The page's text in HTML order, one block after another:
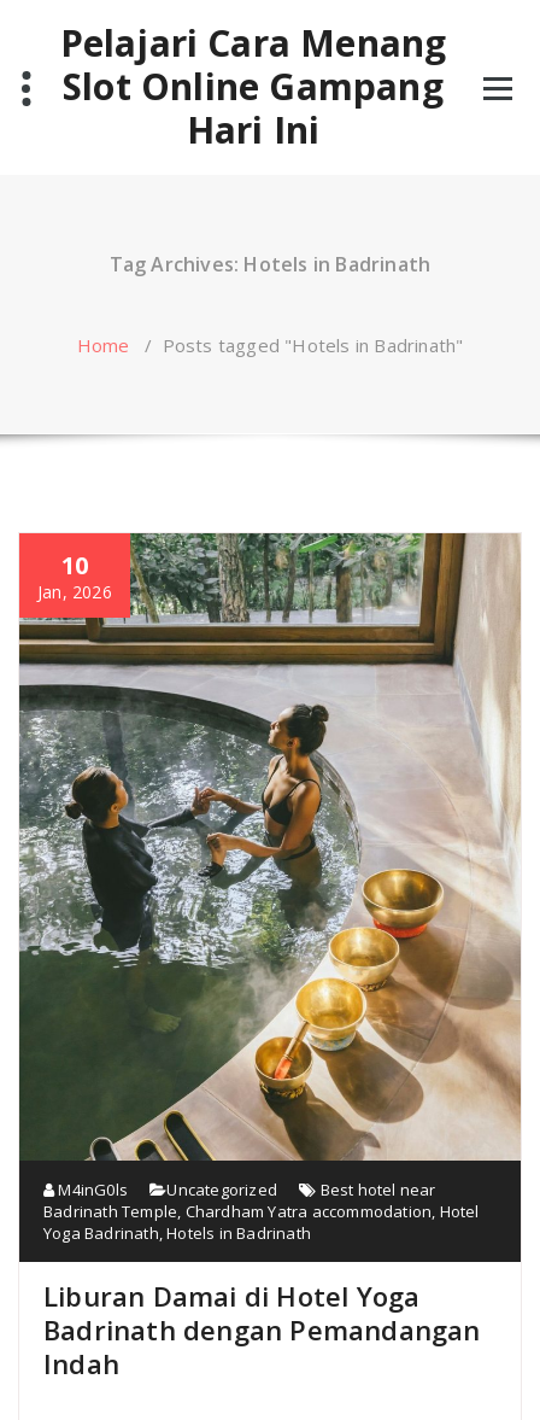
contentPelajari Cara Menang
Slot Online Gampang
Hari Ini
Tag Archives: Hotels in Badrinath
Home / Posts tagged "Hotels in Badrinath"
10
Jan, 2026
M4inG0ls Uncategorized
Best hotel near
Badrinath Temple Chardham Yatra accommodation Hotel
Yoga Badrinath ,Hotels in Badrinath
Liburan Damai di Hotel Yoga
Badrinath dengan Pemandangan
Indah